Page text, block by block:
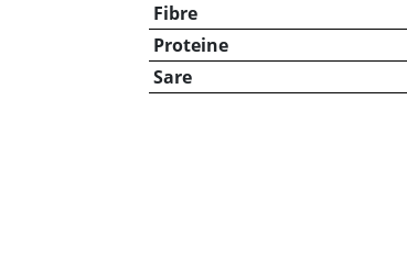
Fibre
Proteine
Sare